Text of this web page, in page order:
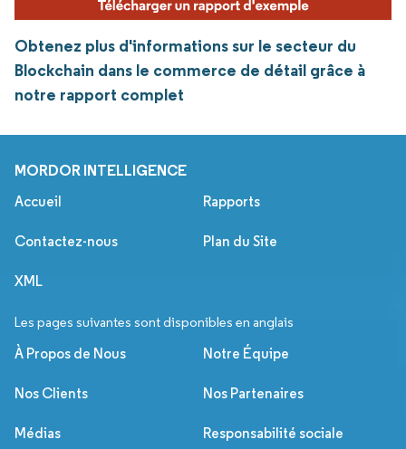
Obtenez plus d'informations sur le secteur du
Blockchain dans le commerce de détail grâce à
notre rapport complet
MORDOR INTELLIGENCE
Accueil Rapports
Contactez-nous Plan du Site
XML
Les pages suivantes sont disponibles en anglais
À Propos de Nous Notre Équipe
Nos Clients Nos Partenaires
Médias Responsabilité sociale